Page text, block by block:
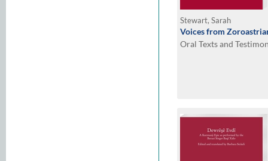
Stewart, Sarah
Voices from
Oral Texts and